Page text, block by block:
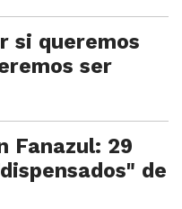
si queremos
ser
Fanazul: 29
de